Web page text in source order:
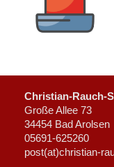
Christian-Rauch-
Große Allee 73
34454 Bad Arolsen
05691-625260
post(at)christian-